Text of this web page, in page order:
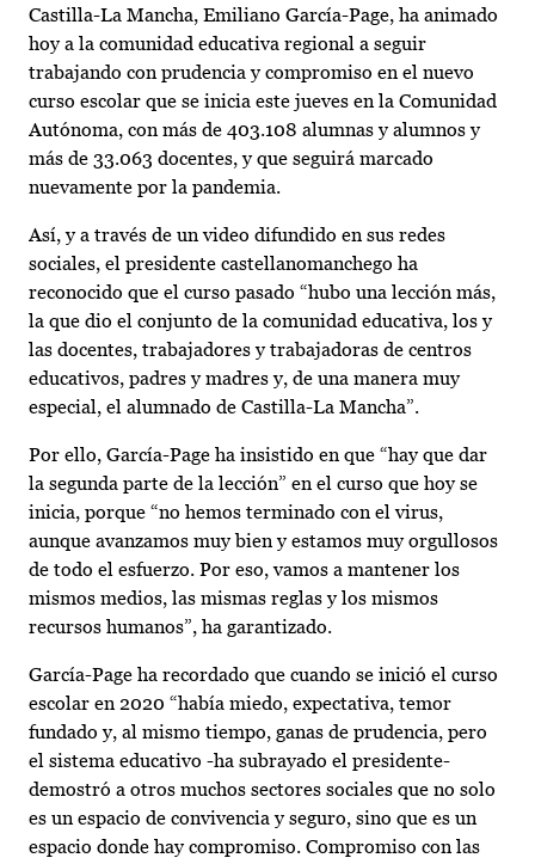
Castilla-La Mancha, Emiliano García-Page, ha animado
hoy a la comunidad educativa regional a seguir
trabajando con prudencia y compromiso en el nuevo
curso escolar que se inicia este jueves en la Comunidad
Autónoma, con más de 403.108 alumnas y alumnos y
más de 33.063 docentes, y que seguirá marcado
nuevamente por la pandemia.
Así, y a través de un video difundido en sus redes
sociales, el presidente castellanomanchego ha
reconocido que el curso pasado “hubo una lección más,
la que dio el conjunto de la comunidad educativa, los y
las docentes, trabajadores y trabajadoras de centros
educativos, padres y madres y, de una manera muy
especial, el alumnado de Castilla-La Mancha”.
Por ello, García-Page ha insistido en que “hay que dar
la segunda parte de la lección” en el curso que hoy se
inicia, porque “no hemos terminado con el virus,
aunque avanzamos muy bien y estamos muy orgullosos
de todo el esfuerzo. Por eso, vamos a mantener los
mismos medios, las mismas reglas y los mismos
recursos humanos”, ha garantizado.
García-Page ha recordado que cuando se inició el curso
escolar en 2020 “había miedo, expectativa, temor
fundado y, al mismo tiempo, ganas de prudencia, pero
el sistema educativo -ha subrayado el presidente-
demostró a otros muchos sectores sociales que no solo
es un espacio de convivencia y seguro, sino que es un
espacio donde hay compromiso. Compromiso con las